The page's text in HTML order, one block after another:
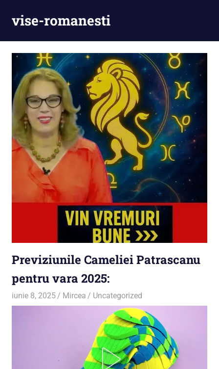
vise-romanesti
Previziunile Cameliei Patrascanu
pentru vara 2025:
iunie 8, 2025 Mircea Uncategorized